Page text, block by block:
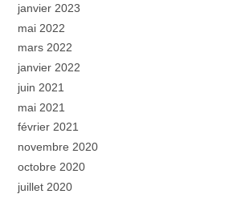
janvier 2023
mai 2022
mars 2022
janvier 2022
juin 2021
mai 2021
février 2021
novembre 2020
octobre 2020
juillet 2020